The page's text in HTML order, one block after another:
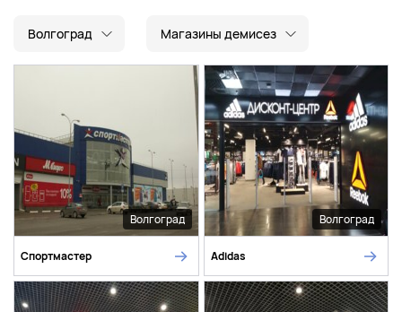
Волгоград Магазины демисез
Волгоград
Спортмастер
Волгоград
Adidas